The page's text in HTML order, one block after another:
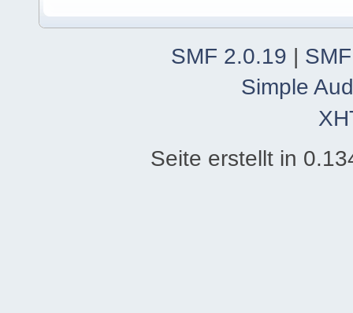
SMF 2.0.19
Simple
Seite erstellt in